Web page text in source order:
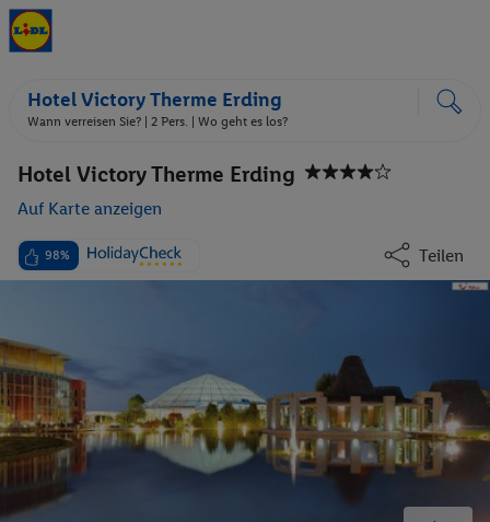
Hotel Victory Therme Erding
Wann verreisen Sie? | 2 Pers. | Wo geht es los?
Hotel Victory Therme Erding
Auf Karte anzeigen
98% Teilen